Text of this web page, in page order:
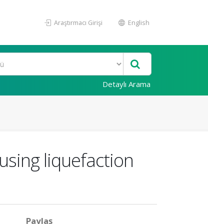
Araştırmacı Girişi English
Detaylı Arama
liquefaction
Paylaş